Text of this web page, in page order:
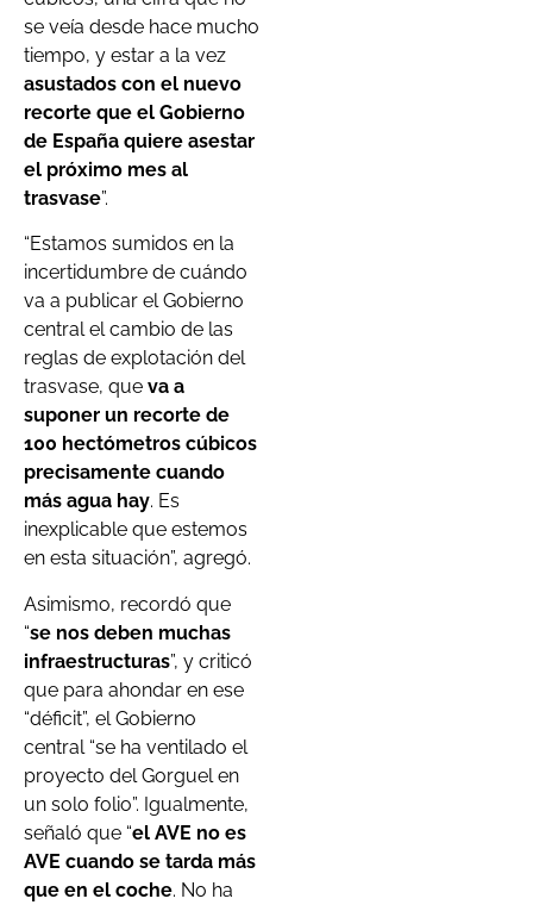
se veía desde hace mucho
tiempo, y estar a la vez
asustados con el nuevo
recorte que el Gobierno
de España quiere asestar
el próximo mes al
trasvase”.
“Estamos sumidos en la
incertidumbre de cuándo
va a publicar el Gobierno
central el cambio de las
reglas de explotación del
trasvase, que va a
suponer un recorte de
100 hectómetros cúbicos
precisamente cuando
más agua hay. Es
inexplicable que estemos
en esta situación”, agregó.
Asimismo, recordó que
“se nos deben muchas
infraestructuras”, y criticó
que para ahondar en ese
“déficit”, el Gobierno
central “se ha ventilado el
proyecto del Gorguel en
un solo folio”. Igualmente,
señaló que “el AVE no es
AVE cuando se tarda más
que en el coche. No ha